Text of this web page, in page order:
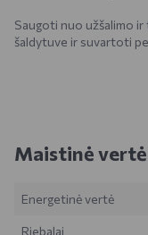
Saugoti nuo užšalimo
šaldytuve ir suvartoti
Maistinė
Energetinė vertė
Riebalai